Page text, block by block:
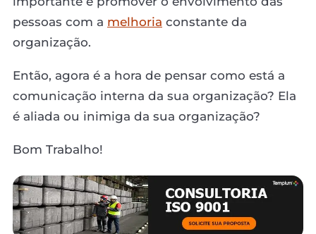
pessoas com a melhoria constante da
organização.
Então, agora é a hora de pensar como está a
comunicação interna da sua organização? Ela
é aliada ou inimiga da sua organização?
Bom Trabalho!